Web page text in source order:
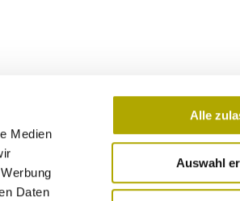
Medien
Daten
Alle
Auswahl